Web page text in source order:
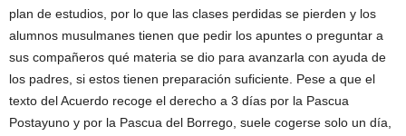
plan de estudios, por lo que las clases perdidas se pierden y los
alumnos musulmanes tienen que pedir los apuntes o preguntar a
sus compañeros qué materia se dio para avanzarla con ayuda de
los padres, si estos tienen preparación suficiente. Pese a que el
texto del Acuerdo recoge el derecho a 3 días por la Pascua
Postayuno y por la Pascua del Borrego, suele cogerse solo un día,